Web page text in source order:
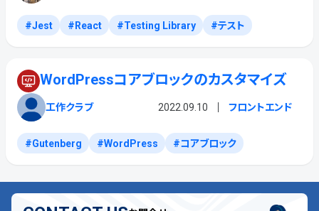
Jest React Testing Library テスト
WordPressコアブロックのカスタマイズ
工作クラブ 2022.09.10 フロントエンド
Gutenberg WordPress コアブロック